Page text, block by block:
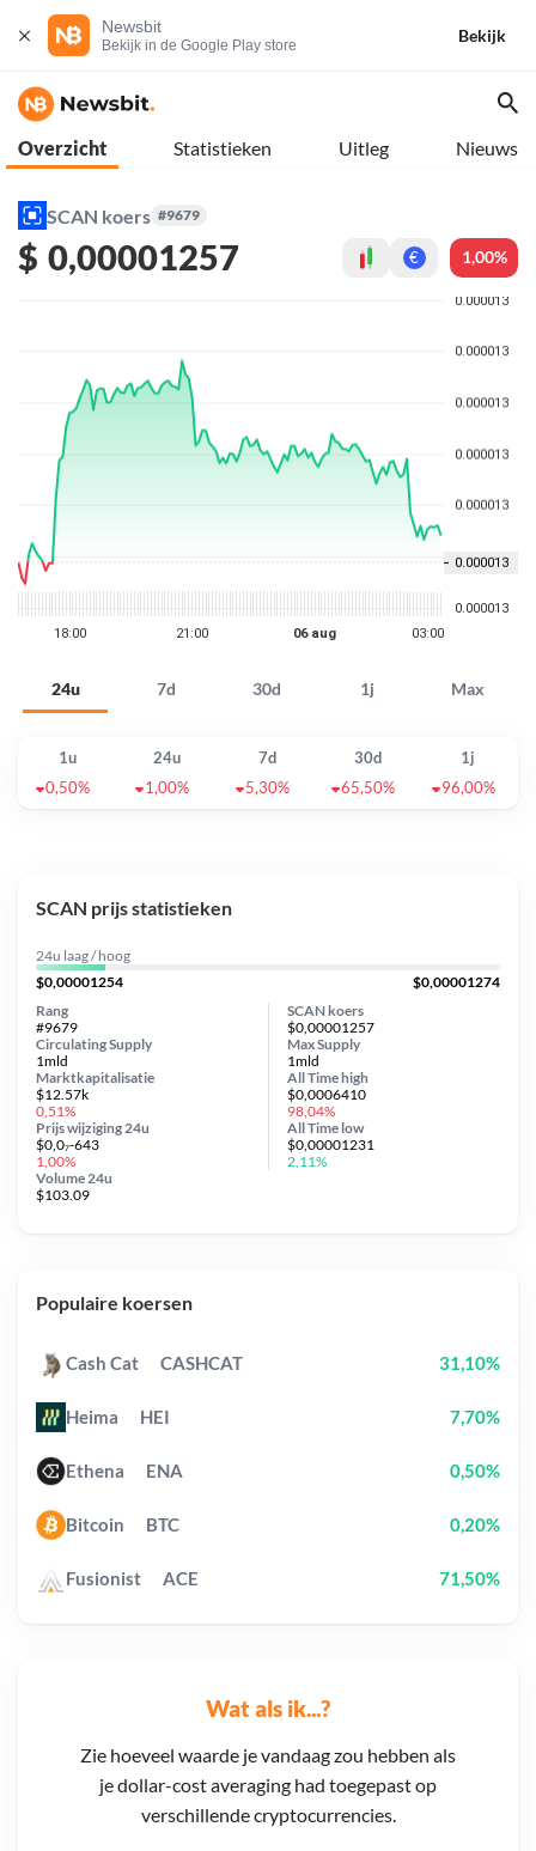
Newsbit
Bekijk in de Google Play store
Bekijk
Overzicht Statistieken Uitleg Nieuws
SCAN koers #9679
$ 0,00001257 € 1,00%
24u 7d 30d 1j Max
1u 24u 7d 30d
1j
0,50%
1,00% 5,30% 65,50% 96,00%
Wat als ik...?
Zie hoeveel waarde je vandaag zou hebben als
je dollar-cost averaging had toegepast op
verschillende cryptocurrencies.
SCAN prijs statistieken
24u laag / hoog
$0,00001254
$0,00001274
SCAN koers
$0,00001257
Circulating Supply
1mld
Prijs wijziging 24u
$0,0₇-643
1,00%
Max Supply
1mld
Marktkapitalisatie
$12.57k
0,51%
Volume 24u
$103.09
Rang
#9679
All Timehigh
$0,0006410
98,04%
All Time low
$0,00001231
2,11%
Populaire koersen
Cash Cat CASHCAT 31,10%
Heima HEI 7,70%
Ethena ENA 0,50%
Bitcoin BTC 0,20%
Fusionist ACE 71,50%